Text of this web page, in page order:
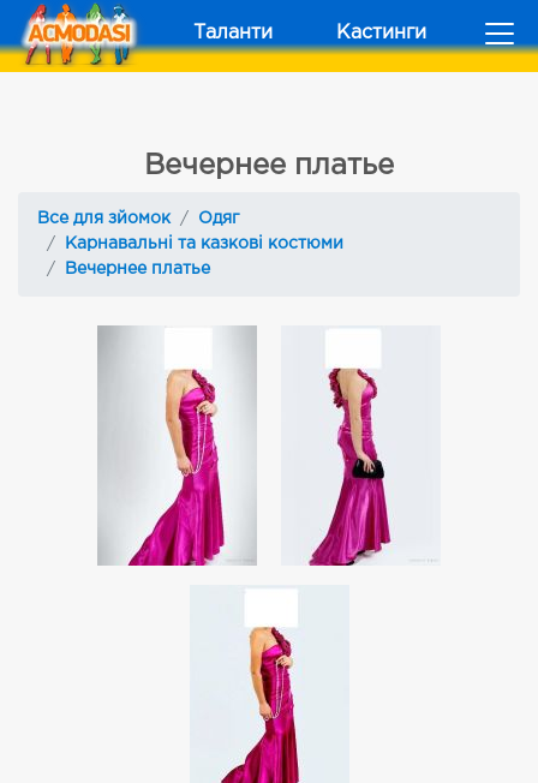
Таланти Кастинги
Вечернее платье
Все для зйомок
Одяг
Карнавальні та казкові костюми
Вечернее платье